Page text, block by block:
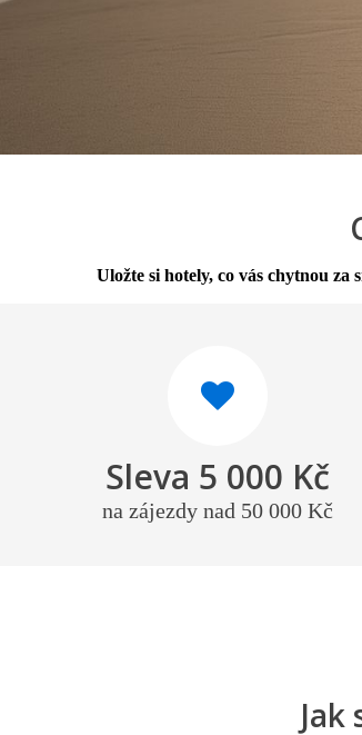
Uložte si hotely, co vás chytnou za
Sleva 5 000 Kč
na zájezdy nad 50 000 Kč
Jak